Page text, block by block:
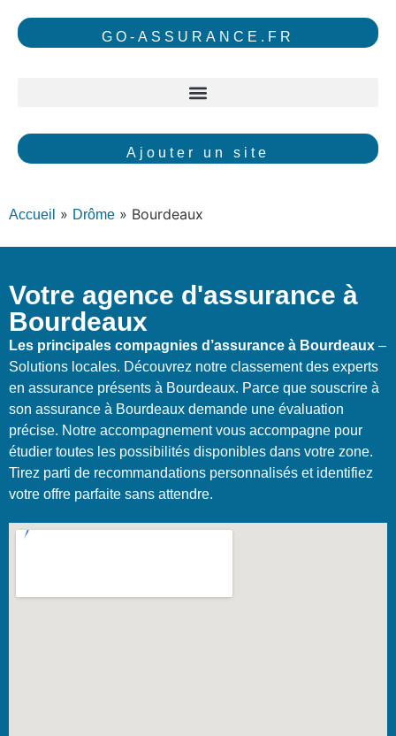
GO-ASSURANCE.FR
Ajouter un site
Accueil » Drôme » Bourdeaux
Votre agence d'assurance à
Bourdeaux
Les principales compagnies d’assurance à Bourdeaux –
Solutions locales. Découvrez notre classement des experts
en assurance présents à Bourdeaux. Parce que souscrire à
son assurance à Bourdeaux demande une évaluation
précise. Notre accompagnement vous accompagne pour
étudier toutes les possibilités disponibles dans votre zone.
Tirez parti de recommandations personnalisés et identifiez
votre offre parfaite sans attendre.